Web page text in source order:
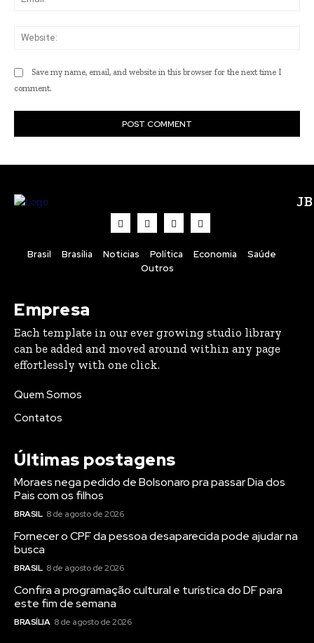
Save my name, email, and website in this browser for the next time I
comment.
Brasil Brasília Noticias Política Economia
Saúde
Outros
Empresa
Each template in our ever growing studio library
can be added and moved around within any page
effortlessly with one click.
Quem Somos
Contatos
Últimas postagens
Moraes nega pedido de Bolsonaro pra passar Dia dos
Pais com os filhos
BRASIL 8 de agosto de 2026
Fornecer o CPF da pessoa desaparecida pode ajudar na
busca
BRASIL 8 de agosto de 2026
Confira a programação cultural e turística do DF para
este fim de semana
BRASÍLIA 8 de agosto de 2026